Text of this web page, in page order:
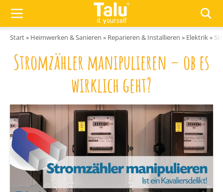
Start» Heimwerken & Sanieren » Reparieren & Installieren » Elektrik»
Stromzähler manipulieren – ob es
wirklich geht?